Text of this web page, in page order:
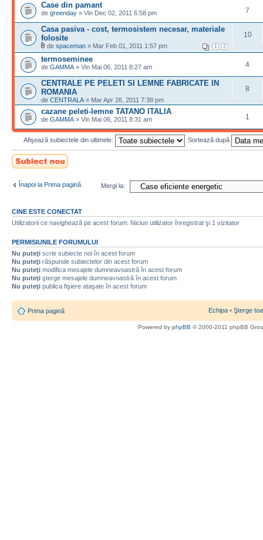
Case din pamant
de greenday » Vin Dec 02, 2011 6:58 pm 7
Casa pasiva - cost, termosistem necesar, materiale
folosite
1 2
de spaceman » Mar Feb 01, 2011 1:57 pm
10
termoseminee
de GAMMA » Vin Mai 06, 2011 8:27 am 4
CENTRALE PE PELETI SI LEMNE FABRICATE IN
ROMANIA
de CENTRALA » Mar Apr 26, 2011 7:38 pm
8
cazane peleti-lemne TATANO ITALIA
de GAMMA » Vin Mai 06, 2011 8:31 am 1
Afişează subiectele din ultimele: Sortează după
Scrie un subiect
nou
Înapoi la Prima pagină Mergi la:
CINE ESTE CONECTAT
Utilizatorii ce navighează pe acest forum: Niciun utilizator înregistrat şi 1 vizitator
PERMISIUNILE FORUMULUI
Nu puteţi scrie subiecte noi în acest forum
Nu puteţi răspunde subiectelor din acest forum
Nu puteţi modifica mesajele dumneavoastră în acest forum
Nu puteţi şterge mesajele dumneavoastră în acest forum
Nu puteţi publica fişiere ataşate în acest forum
Prima pagină Echipa • Şterge
Powered by phpBB © 2000-2011 phpBB